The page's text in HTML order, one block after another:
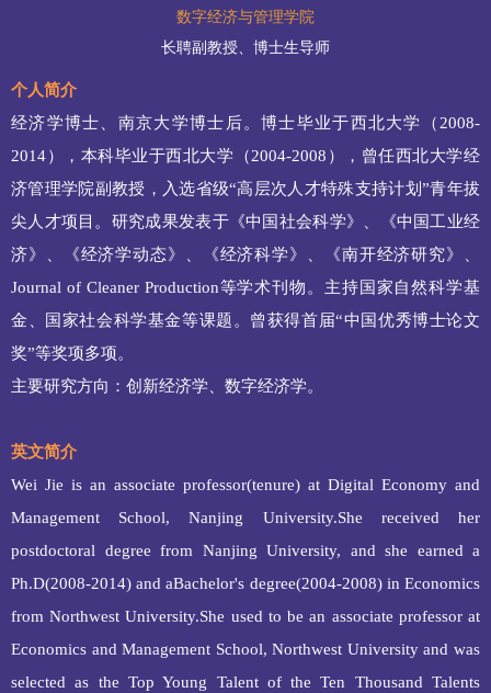
数字经济与管理学院
长聘副教授、博士生导师
个人简介
经济学博士、南京大学博士后。博士毕业于西北大学（2008-
2014），本科毕业于西北大学（2004-2008），曾任西北大学经
济管理学院副教授，入选省级“高层次人才特殊支持计划”青年拔
尖人才项目。研究成果发表于《中国社会科学》、《中国工业经
济》、《经济学动态》、《经济科学》、《南开经济研究》、
Journal of Cleaner Production等学术刊物。主持国家自然科学基
金、国家社会科学基金等课题。曾获得首届“中国优秀博士论文
奖”等奖项多项。
主要研究方向：创新经济学、数字经济学。
英文简介
Wei Jie is an associate professor(tenure) at Digital Economy and
Management School, Nanjing University.She received her
postdoctoral degree from Nanjing University, and she earned a
Ph.D(2008-2014) and aBachelor's degree(2004-2008) in Economics
from Northwest University.She used to be an associate professor at
Economics and Management School, Northwest University and was
selected as the Top Young Talent of the Ten Thousand Talents